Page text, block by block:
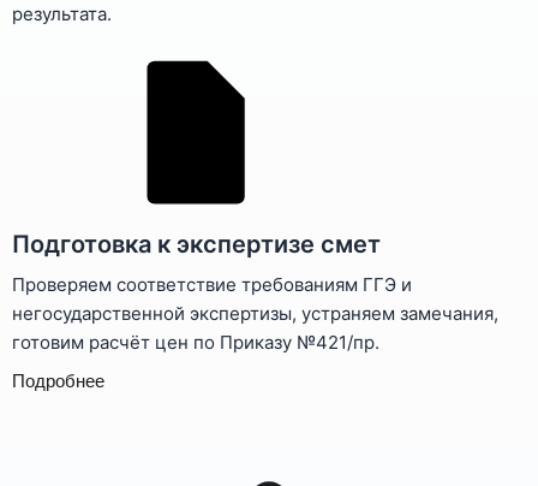
результата.
Подготовка к экспертизе смет
Проверяем соответствие требованиям ГГЭ и
негосударственной экспертизы, устраняем замечания,
готовим расчёт цен по Приказу №421/пр.
Подробнее